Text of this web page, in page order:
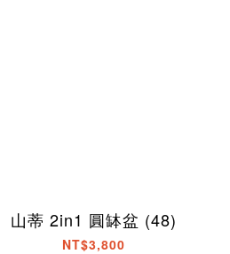
山蒂 2in1 圓缽盆 (48)
NT$3,800